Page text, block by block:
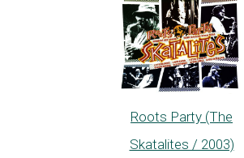
Roots Party (The
Skatalites / 2003)